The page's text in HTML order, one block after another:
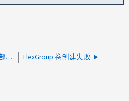
FlexGroup 快照处于部分状态 FlexGroup 卷创建失败